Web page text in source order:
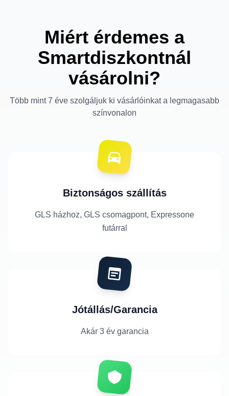
Miért érdemes a
Smartdiszkontnál
vásárolni?
Több mint 7 éve szolgáljuk ki vásárlóinkat a legmagasabb
színvonalon
Biztonságos szállítás
GLS házhoz, GLS csomagpont, Expressone
futárral
Jótállás/Garancia
Akár 3 év garancia